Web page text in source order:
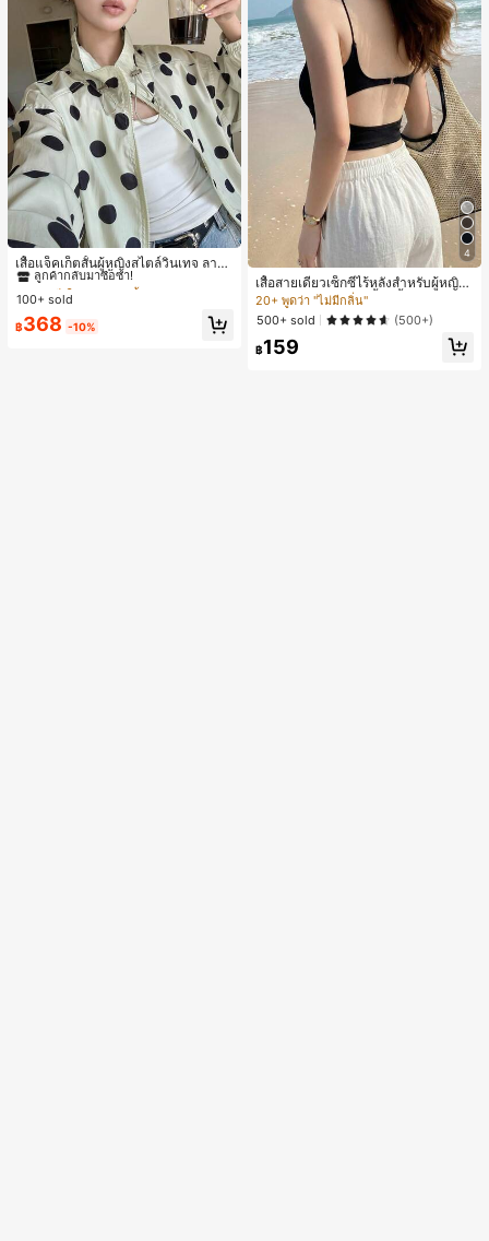
เสื้อแจ็คเก็ตสั้นผู้หญิงสไตล์วินเทจ ลายจุ
ดขนาดใหญ่ คอตั้ง เอวเข้ารูป แขนพอง
ทรงหลวม แฟชั่นอเนกประสงค์ สำหรับใ
ส่ประจำวันและไปเที่ยวพักผ่อน
#1 ขายดี
ใน กระเป๋า เสื้อคลุมลำลอง
ลูกค้ากลับมาซื้อซ้ำ!
#1 ขายดี ใน กระเป๋า เสื้อคลุมลำลอง
ลูกค้ากลับมาซื้อซ้ำ!
#1 ขายดี ใน กระเป๋า เสื้อคลุมลำลอง
ลูกค้ากลับมาซื้อซ้ำ!
#1 ขายดี
ใน กระเป๋า เสื้อคลุมลำลอง
100+ sold
฿368 -10%
4
เสื้อสายเดี่ยวเซ็กซี่ไร้หลังสำหรับผู้หญิง
พร้อมบราแบบมีฟองน้ำ, เสื้อกล้ามแขน
กุด, เสื้อลำลองสีดำสำหรับฤดูร้อน
20+ พูดว่า "ไม่มีกลิ่น"
500+ sold
(500+)
฿159